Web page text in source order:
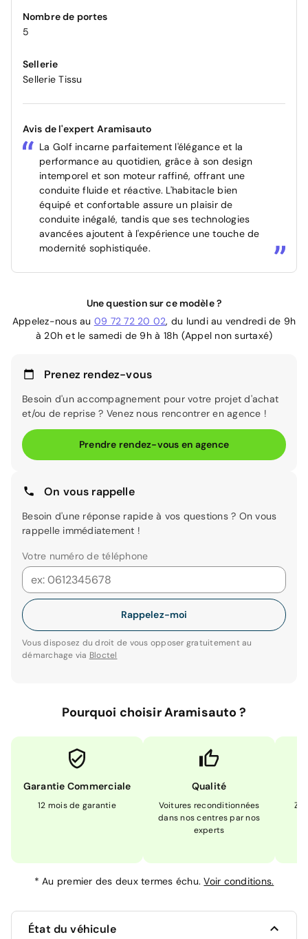
Nombre de portes
5
Sellerie
Sellerie Tissu
Avis de l'expert Aramisauto
La Golf incarne parfaitement l'élégance et la
performance au quotidien, grâce à son design
intemporel et son moteur raffiné, offrant une
conduite fluide et réactive. L'habitacle bien
équipé et confortable assure un plaisir de
conduite inégalé, tandis que ses technologies
avancées ajoutent à l'expérience une touche de
modernité sophistiquée.
Une question sur ce modèle ?
Appelez-nous au 09 72 72 20 02, du lundi au vendredi de 9h
à 20h et le samedi de 9h à 18h (Appel non surtaxé)
Prenez rendez-vous
Besoin d'un accompagnement pour votre projet d'achat
et/ou de reprise ? Venez nous rencontrer en agence !
Prendre rendez-vous en agence
On vous rappelle
Besoin d'une réponse rapide à vos questions ? On vous
rappelle immédiatement !
Votre numéro de téléphone
Rappelez-moi
Vous disposez du droit de vous opposer gratuitement au
démarchage via Bloctel
Pourquoi choisir Aramisauto ?
Garantie Commerciale
12 mois de garantie
Qualité
Voitures reconditionnées
dans nos centres par nos
experts
*Au premier des deux termes échu.Voir conditions.
État du véhicule